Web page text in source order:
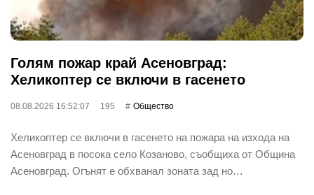
Голям пожар край Асеновград:
Хеликоптер се включи в гасенето
08.08.2026 16:52:07 195 Общество
Хеликоптер се включи в гасенето на пожара на изхода на
Асеновград в посока село Козаново, съобщиха от Община
Асеновград. Огънят е обхванал зоната зад но…